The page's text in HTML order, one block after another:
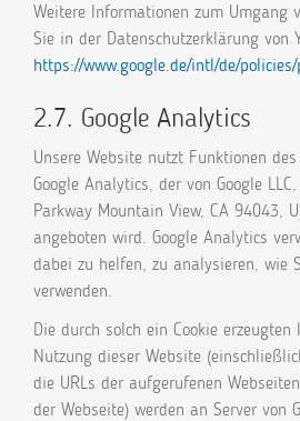
Weitere Informationen zum Umgang
Sie in der Datenschutzerklärung von
https://www.google.de/intl/de/
2.7. Google Analytics
Unsere Website nutzt Funktionen
Google Analytics, der von Google
Parkway Mountain View, CA 94043,
angeboten wird. Google Analytics
dabei zu helfen, zu analysieren, wie
verwenden.
Die durch solch ein Cookie
Nutzung dieser Website
die URLs der aufgerufenen
der Webseite) werden an Server von